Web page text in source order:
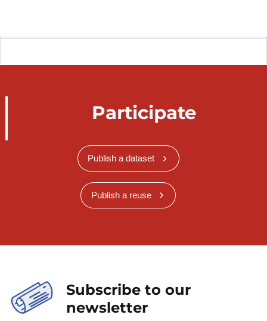
Participate
Publish a dataset
Publish a reuse
Subscribe to our
newsletter